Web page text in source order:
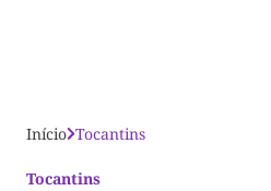
Início Tocantins
Tocantins